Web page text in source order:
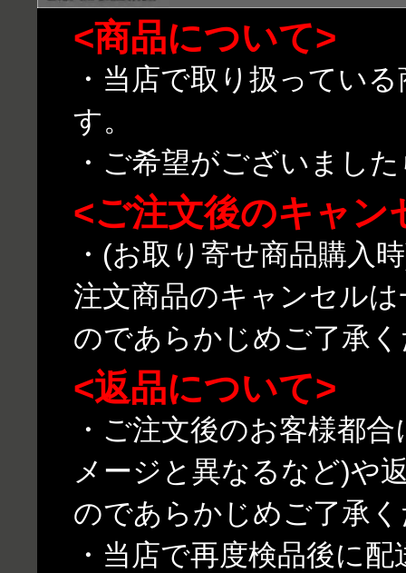
<商品について>
・当店で取り扱ってい
す。
・ご希望がございまし
<ご注文後のキャン
・(お取り寄せ商品購入
注文商品のキャンセル
のであらかじめご了承
<返品について>
・ご注文後のお客様都
メージと異なるなど)や
のであらかじめご了承
・当店で再度検品後に